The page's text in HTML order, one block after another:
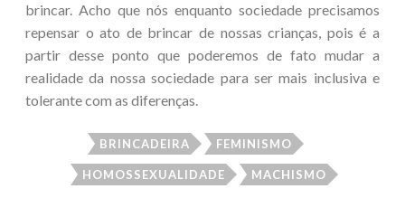
brincar. Acho que nós enquanto sociedade precisamos
repensar o ato de brincar de nossas crianças, pois é a
partir desse ponto que poderemos de fato mudar a
realidade da nossa sociedade para ser mais inclusiva e
tolerante com as diferenças.
BRINCADEIRA FEMINISMO
HOMOSSEXUALIDADE MACHISMO